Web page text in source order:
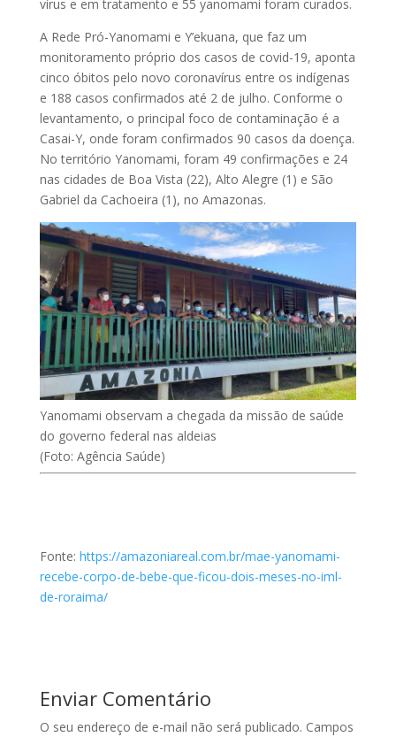
vírus e em tratamento e 55 yanomami foram curados.
A Rede Pró-Yanomami e Y’ekuana, que faz um
monitoramento próprio dos casos de covid-19, aponta
cinco óbitos pelo novo coronavírus entre os indígenas
e 188 casos confirmados até 2 de julho. Conforme o
levantamento, o principal foco de contaminação é a
Casai-Y, onde foram confirmados 90 casos da doença.
No território Yanomami, foram 49 confirmações e 24
nas cidades de Boa Vista (22), Alto Alegre (1) e São
Gabriel da Cachoeira (1), no Amazonas.
Yanomami observam a chegada da missão de saúde
do governo federal nas aldeias
(Foto: Agência Saúde)
Fonte: https://amazoniareal.com.br/mae-yanomami-
recebe-corpo-de-bebe-que-ficou-dois-meses-no-iml-
de-roraima/
Enviar Comentário
O seu endereço de e-mail não será publicado. Campos